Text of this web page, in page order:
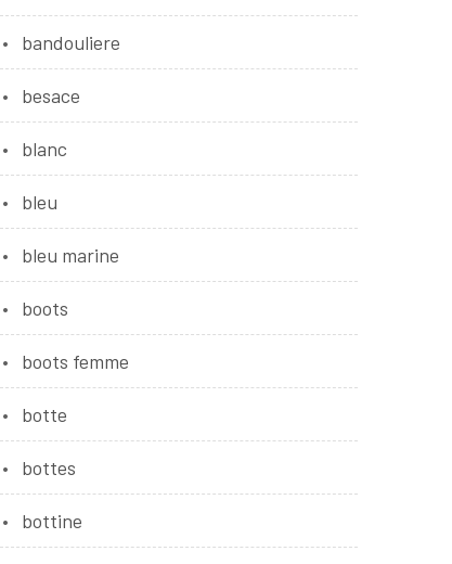
bandouliere
besace
blanc
bleu
bleu marine
boots
boots femme
botte
bottes
bottine